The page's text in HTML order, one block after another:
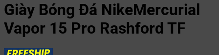
Giày Bóng Đá NikeMercurial
Vapor 15 Pro Rashford TF